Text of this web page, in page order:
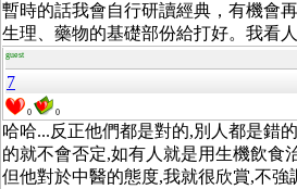
暫時的話我會自行研讀經典，有機會
生理、藥物的基礎部份給打好。我看
guest
7
0 0
哈哈...反正他們都是對的,別人都是錯
的就不會否定,如有人就是用生機飲食
但他對於中醫的態度,我就很欣賞,不